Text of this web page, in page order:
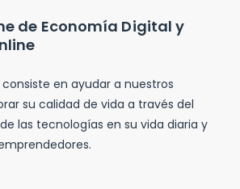
de Economía Digital y
en ayudar a nuestros
su calidad de vida a través del
las tecnologías en su vida diaria y